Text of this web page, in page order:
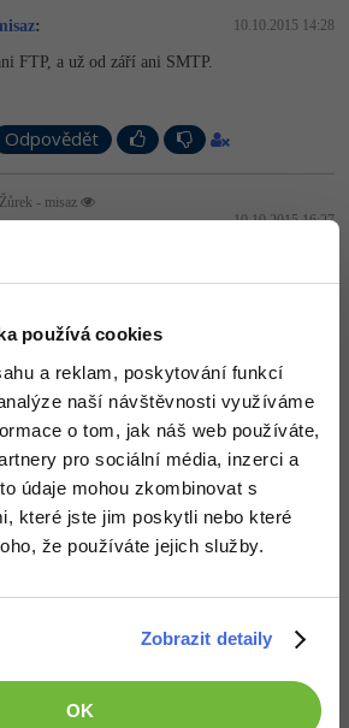
používá cookies
a reklam, poskytování funkcí
naší návštěvnosti využíváme
o tom, jak náš web používáte,
pro sociální média, inzerci a
údaje mohou zkombinovat s
které jste jim poskytli nebo které
že používáte jejich služby.
Zobrazit detaily
OK
-41%
bezpečnost
podpis
: 10.10.2015 14:28
FTP, a už od září ani SMTP.
Odpovědět
- misaz
10.10.2015 16:27
Nijak?
10.10.2015 16:27
- nijak.
Odpovědět +2
tě pracovat na